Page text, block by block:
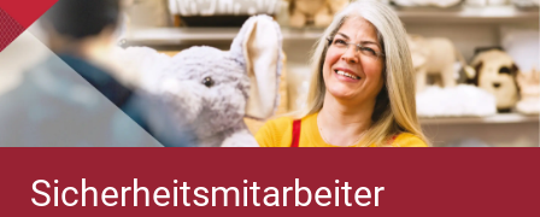
Sicherheitsmitarbeiter